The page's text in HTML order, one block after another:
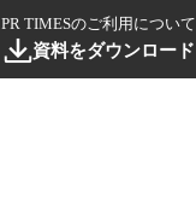
PR TIMESのご利用について
資料をダウンロード